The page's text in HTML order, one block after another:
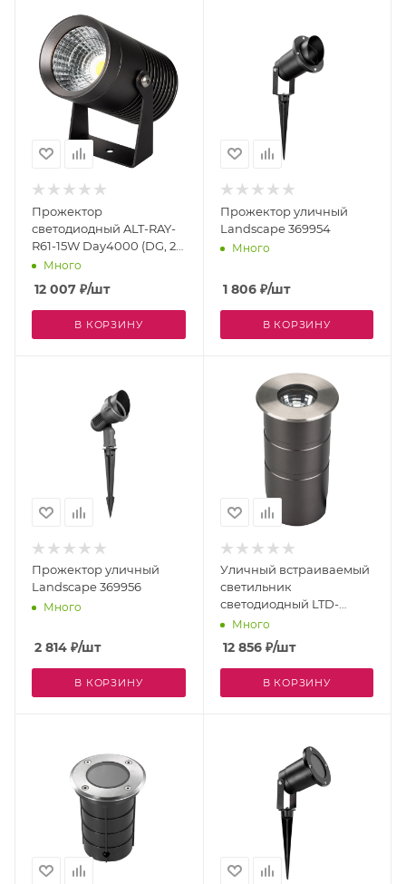
Прожектор
светодиодный ALT-RAY-
R61-15W Day4000 (DG, 25
deg, 230V) (Arlight, IP67
Металл, 3 года) 032558
Много
12 007 ₽/шт
В КОРЗИНУ
Прожектор уличный
Landscape 369954
Много
1 806₽/шт
В КОРЗИНУ
Прожектор уличный
Landscape 369956
Много
2 814 ₽/шт
В КОРЗИНУ
Уличный встраиваемый
светильник
светодиодный LTD-
GROUND-R65-6W
Warm3000 (SL, 24 deg,
230V) (Arlight, IP67
Металл, 3 года) 026449
Много
12 856₽/шт
В КОРЗИНУ